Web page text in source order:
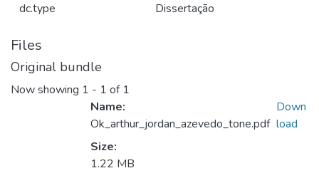
dc.type Dissertação
Files
Original bundle
Now showing 1 - 1 of 1
Name:
Ok_arthur_jordan_azevedo_tone.pdf
Size:
1.22 MB
Down
load